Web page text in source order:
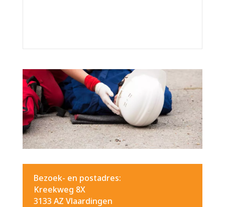
Bezoek- en postadres:
Kreekweg 8X
3133 AZ Vlaardingen